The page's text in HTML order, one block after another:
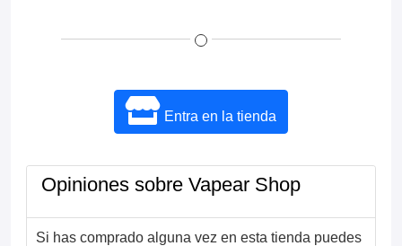
Entra en la tienda
Opiniones sobre Vapear Shop
Si has comprado alguna vez en esta tienda puedes